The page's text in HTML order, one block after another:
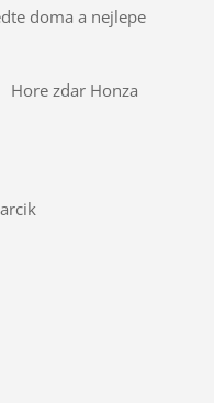
doma a nejlepe